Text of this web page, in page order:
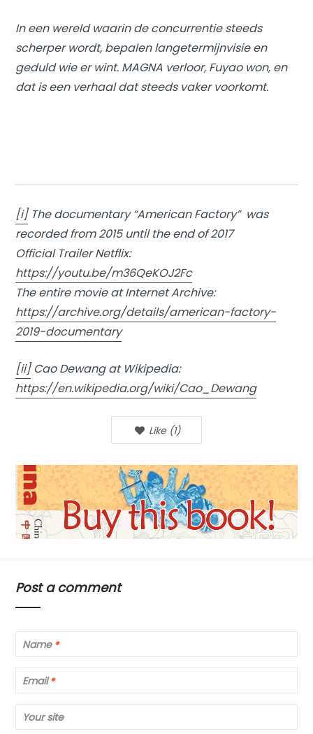
In een wereld waarin de concurrentie steeds
scherper wordt, bepalen langetermijnvisie en
geduld wie er wint. MAGNA verloor, Fuyao won, en
dat is een verhaal dat steeds vaker voorkomt.
[i]The documentary “American Factory” was
recorded from 2015 until the end of 2017
Official Trailer Netflix:
https://youtu.be/m36QeKOJ2Fc
The entire movie at Internet Archive:
https://archive.org/details/american-factory-
2019-documentary
[ii]Cao Dewang at Wikipedia:
https://en.wikipedia.org/wiki/Cao_Dewang
Like (1)
Post a comment
Name *
Email *
Your site